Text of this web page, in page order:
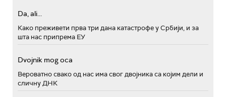
Da, ali...
Како преживети прва три дана катастрофе у Србији, и за
шта нас припрема ЕУ
Dvojnik mog oca
Вероватно свако од нас има свог двојника са којим дели и
сличну ДНК